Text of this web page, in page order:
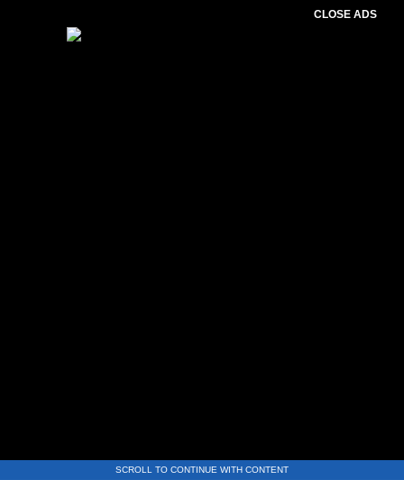
CLOSE ADS
SCROLL TO CONTINUE WITH CONTENT